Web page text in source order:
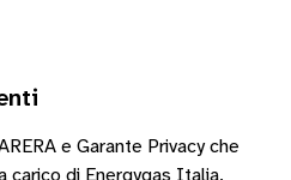
e Garante Privacy che
carico di Energygas Italia.